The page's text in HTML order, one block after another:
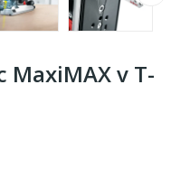
MaxiMAX v T-